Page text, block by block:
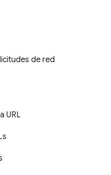
de red
URL